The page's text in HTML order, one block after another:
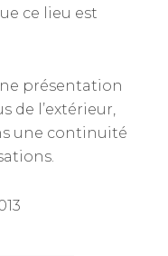
ce lieu est
présentation
de l’extérieur,
une continuité